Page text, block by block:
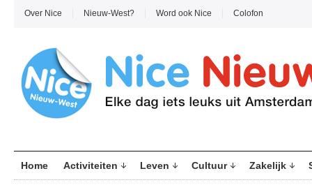
Over Nice Nieuw-West? Word ook Nice Colofon
Home Activiteiten Leven Cultuur Zakelijk